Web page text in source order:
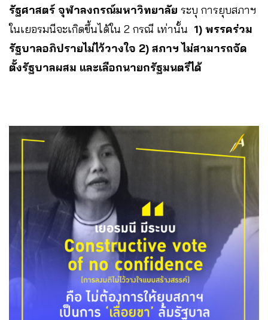
รัฐศาสตร์ จุฬาลงกรณ์มหาวิทยาลัย ระบุ การยุบสภาฯ
ในเยอรมนีจะเกิดขึ้นได้ใน 2 กรณี เท่านั้น 1) พรรคร่วม
รัฐบาลอภิปรายไม่ไว้วางใจ 2) สภาฯ ไม่สามารถจัด
ตั้งรัฐบาลผสม และเลือกนายกรัฐมนตรีได้